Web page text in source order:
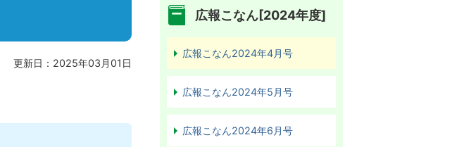
更新日：2025年03月01日
広報こなん[2024年度]
広報こなん2024年4月号
広報こなん2024年5月号
広報こなん2024年6月号